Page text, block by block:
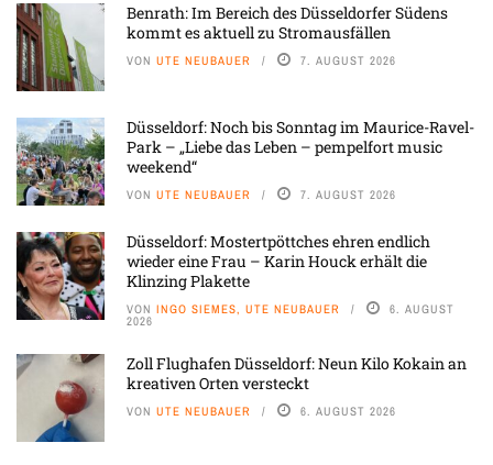
Benrath: Im Bereich des Düsseldorfer Südens
kommt es aktuell zu Stromausfällen
VON UTE NEUBAUER 7. AUGUST 2026
Düsseldorf: Noch bis Sonntag im Maurice-Ravel-
Park – „Liebe das Leben – pempelfort music
weekend“
VON UTE NEUBAUER 7. AUGUST 2026
Düsseldorf: Mostertpöttches ehren endlich
wieder eine Frau – Karin Houck erhält die
Klinzing Plakette
VON INGO SIEMES, UTE NEUBAUER 6. AUGUST
2026
Zoll Flughafen Düsseldorf: Neun Kilo Kokain an
kreativen Orten versteckt
VON UTE NEUBAUER 6. AUGUST 2026